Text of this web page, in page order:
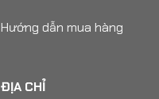
Hướng dẫn mua hàng
ĐỊA CHỈ